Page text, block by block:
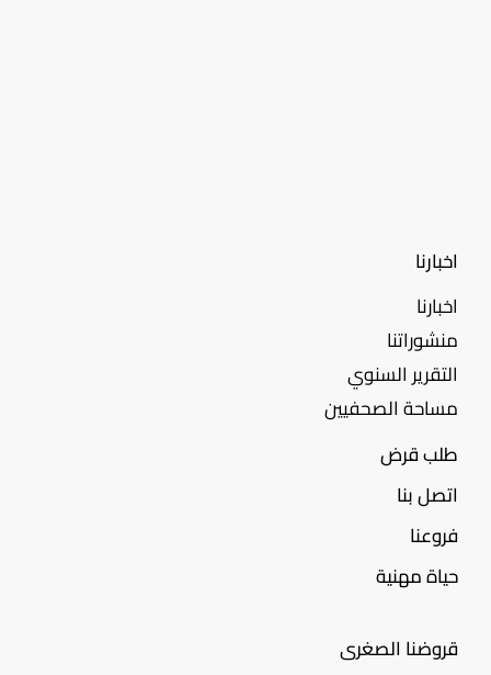
اخبارنا
اخبارنا
منشوراتنا
التقرير السنوي
مساحة الصحفيين
طلب قرض
اتصل بنا
فروعنا
حياة مهنية
قروضنا الصغرى